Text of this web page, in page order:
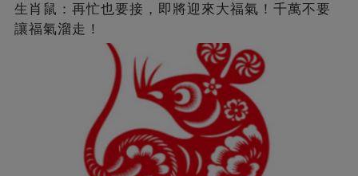
生肖鼠：再忙也要接，即將迎來大福氣！千萬不要
讓福氣溜走！